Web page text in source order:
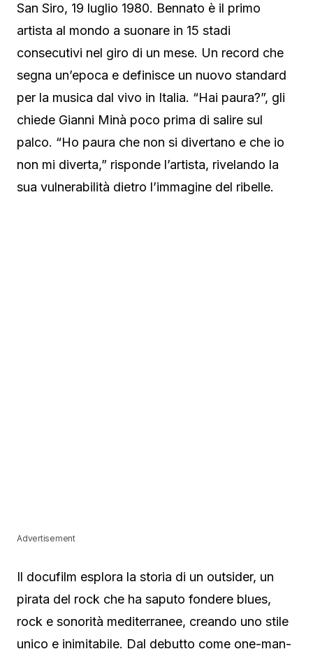
San Siro, 19 luglio 1980. Bennato è il primo
artista al mondo a suonare in 15 stadi
consecutivi nel giro di un mese. Un record che
segna un’epoca e definisce un nuovo standard
per la musica dal vivo in Italia. “Hai paura?”, gli
chiede Gianni Minà poco prima di salire sul
palco. “Ho paura che non si divertano e che io
non mi diverta,” risponde l’artista, rivelando la
sua vulnerabilità dietro l’immagine del ribelle.
Advertisement
Il docufilm esplora la storia di un outsider, un
pirata del rock che ha saputo fondere blues,
rock e sonorità mediterranee, creando uno stile
unico e inimitabile. Dal debutto come one-man-